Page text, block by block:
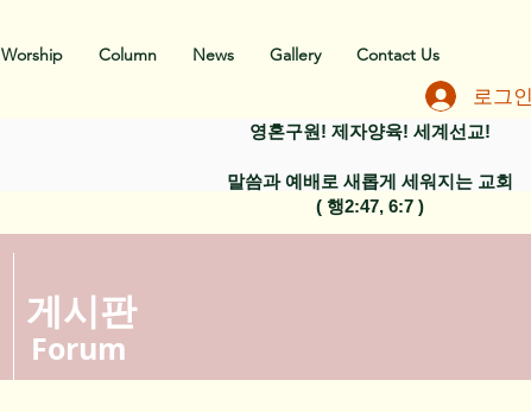
Worship Column News Gallery Contact Us
영혼구원! 제자양육! 세계선교!
말씀과 예배로 새롭게 세워지는 교회
​( 행2:47, 6:7 )
로그
​게시판
Forum